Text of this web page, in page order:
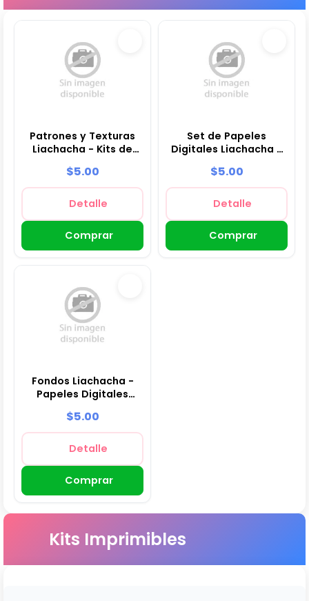
Patrones y Texturas
Liachacha - Kits de
$5.00
Detalle
Comprar
Set de Papeles
Digitales Liachacha -
Scrapbooking
$5.00
Detalle
Comprar
Fondos Liachacha -
Papeles Digitales
$5.00
Detalle
Comprar
Kits Imprimibles